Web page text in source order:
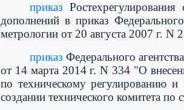
приказ
дополнений в приказ
метрологии от 20 августа 2007 г. N
приказ Федерального
от 14 марта 2014 г. N 334 "О
по техническому регулированию
создании технического комитета по